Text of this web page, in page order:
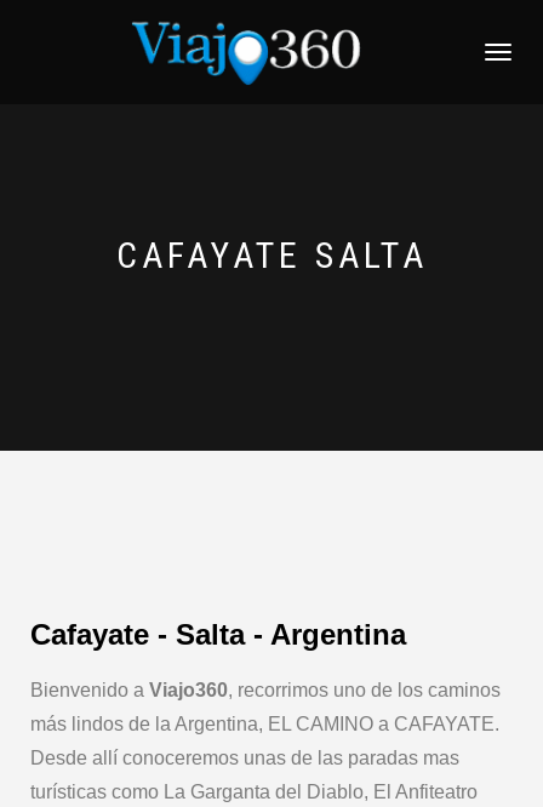
CAFAYATE SALTA
Cafayate - Salta - Argentina
Bienvenido a Viajo360, recorrimos uno de los caminos
más lindos de la Argentina, EL CAMINO a CAFAYATE.
Desde allí conoceremos unas de las paradas mas
turísticas como La Garganta del Diablo, El Anfiteatro